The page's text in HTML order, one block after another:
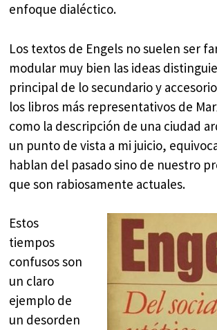
enfoque dialéctico.
Los textos de Engels no suelen ser
modular muy bien las ideas
principal de lo secundario y
los libros más representativos de
como la descripción de una ciudad
un punto de vista a mi juicio,
hablan del pasado sino de nuestro
que son rabiosamente actuales.
Estos
tiempos
confusos son
un claro
ejemplo de
un desorden